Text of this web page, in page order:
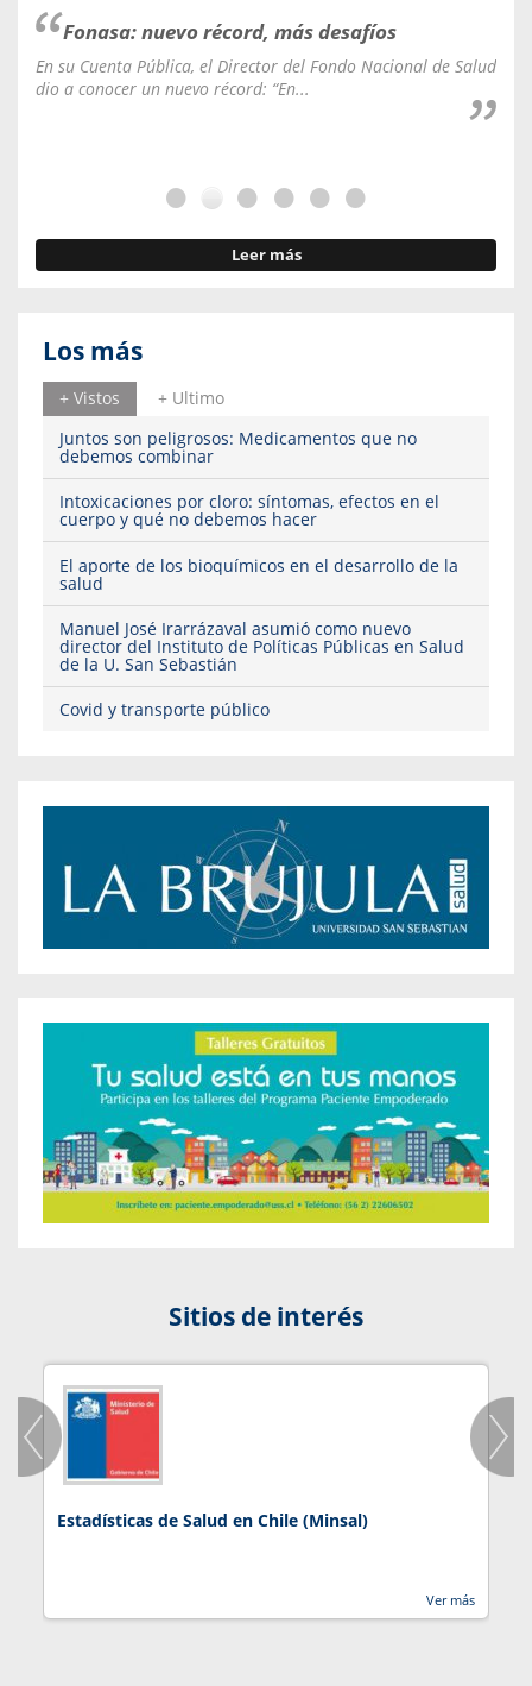
Fonasa: nuevo récord, más desafíos
En su Cuenta Pública, el Director del Fondo Nacional de Salud
dio a conocer un nuevo récord: “En...
Leer más
Los más
+ Vistos
+ Ultimo
Juntos son peligrosos: Medicamentos que no
debemos combinar
Intoxicaciones por cloro: síntomas, efectos en el
cuerpo y qué no debemos hacer
El aporte de los bioquímicos en el desarrollo de la
salud
Manuel José Irarrázaval asumió como nuevo
director del Instituto de Políticas Públicas en Salud
de la U. San Sebastián
Covid y transporte público
Sitios de interés
Estadísticas de Salud en Chile (Minsal)
Ver más